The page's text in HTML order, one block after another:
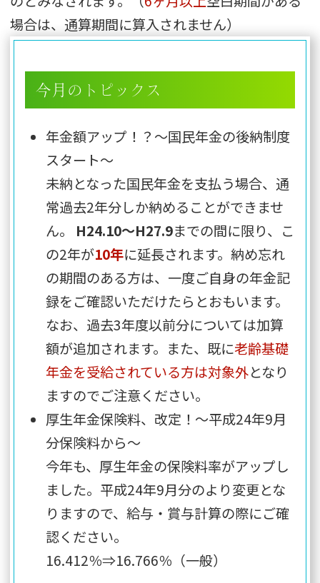
場合は、通算期間に算入されません）
今月のトピックス
年金額アップ！？～国民年金の後納制度
スタート～
未納となった国民年金を支払う場合、通
常過去2年分しか納めることができませ
ん。 H24.10～H27.9までの間に限り、こ
の2年が10年に延長されます。納め忘れ
の期間のある方は、一度ご自身の年金記
録をご確認いただけたらとおもいます。
なお、過去3年度以前分については加算
額が追加されます。また、既に老齢基礎
年金を受給されている方は対象外となり
ますのでご注意ください。
厚生年金保険料、改定！～平成24年9月
分保険料から～
今年も、厚生年金の保険料率がアップし
ました。平成24年9月分のより変更とな
りますので、給与・賞与計算の際にご確
認ください。
16.412％⇒16.766％（一般）